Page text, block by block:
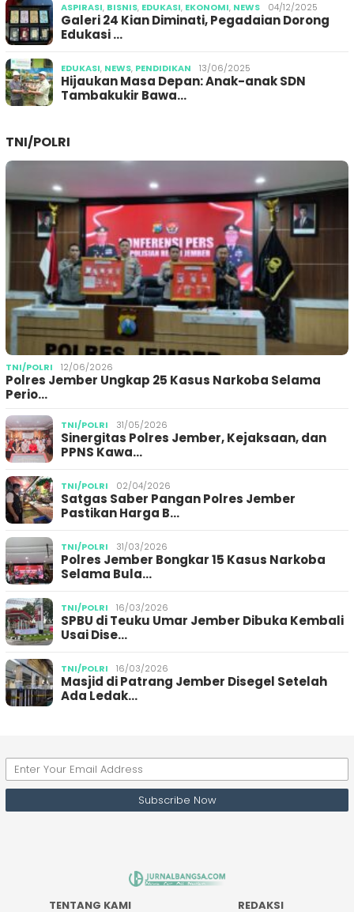
ASPIRASI, BISNIS, EDUKASI, EKONOMI, NEWS 04/12/2025
Galeri 24 Kian Diminati, Pegadaian Dorong
Edukasi …
EDUKASI, NEWS, PENDIDIKAN 13/06/2025
Hijaukan Masa Depan: Anak-anak SDN
Tambakukir Bawa…
TNI/POLRI
TNI/POLRI 12/06/2026
Polres Jember Ungkap 25 Kasus Narkoba Selama
Perio…
TNI/POLRI 31/05/2026
Sinergitas Polres Jember, Kejaksaan, dan
PPNS Kawa…
TNI/POLRI 02/04/2026
Satgas Saber Pangan Polres Jember
Pastikan Harga B…
TNI/POLRI 31/03/2026
Polres Jember Bongkar 15 Kasus Narkoba
Selama Bula…
TNI/POLRI 16/03/2026
SPBU di Teuku Umar Jember Dibuka Kembali
Usai Dise…
TNI/POLRI 16/03/2026
Masjid di Patrang Jember Disegel Setelah
Ada Ledak…
TENTANG KAMI REDAKSI